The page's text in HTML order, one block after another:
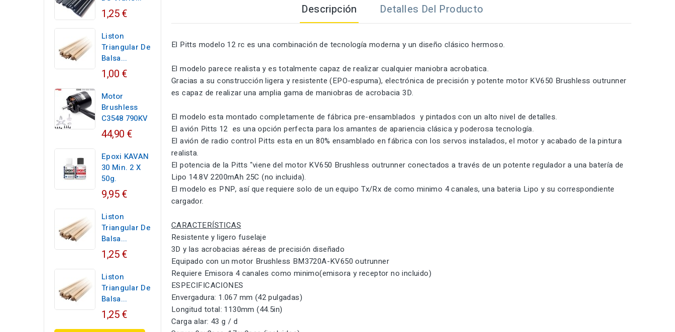
1,25 €
Liston
Triangular De
Balsa...
1,00 €
Motor
Brushless
C3548 790KV
44,90 €
Epoxi KAVAN
30 Min. 2 X
50g.
9,95 €
Liston
Triangular De
Balsa...
1,25 €
Liston
Triangular De
Balsa...
1,25 €
Descripción Detalles Del Producto
El Pitts modelo 12 rc es una combinación de tecnología moderna y un diseño clásico hermoso.
El modelo parece realista y es totalmente capaz de realizar cualquier maniobra acrobatica.
Gracias a su construcción ligera y resistente (EPO-espuma), electrónica de precisión y potente motor KV650 Brushless outrunner
es capaz de realizar una amplia gama de maniobras de acrobacia 3D.
El modelo esta montado completamente de fábrica pre-ensamblados y pintados con un alto nivel de detalles.
El avión Pitts 12 es una opción perfecta para los amantes de apariencia clásica y poderosa tecnología.
El avión de radio control Pitts esta en un 80% ensamblado en fábrica con los servos instalados, el motor y acabado de la pintura
realista.
El potencia de la Pitts "viene del motor KV650 Brushless outrunner conectados a través de un potente regulador a una batería de
Lipo 14.8V 2200mAh 25C (no incluida).
El modelo es PNP, así que requiere solo de un equipo Tx/Rx de como minimo 4 canales, una bateria Lipo y su correspondiente
cargador.
CARACTERÍSTICAS
Resistente y ligero fuselaje
3D y las acrobacias aéreas de precisión diseñado
Equipado con un motor Brushless BM3720A-KV650 outrunner
Requiere Emisora 4 canales como minimo(emisora y receptor no incluido)
ESPECIFICACIONES
Envergadura: 1.067 mm (42 pulgadas)
Longitud total: 1130mm (44.5in)
Carga alar: 43 g / d